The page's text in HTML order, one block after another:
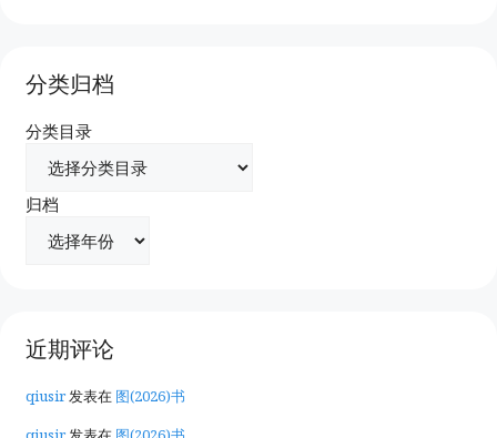
分类归档
分类目录
归档
近期评论
qiusir发表在 图(2026)书